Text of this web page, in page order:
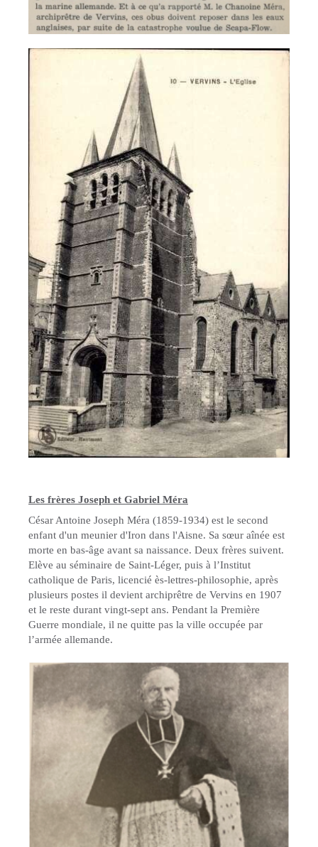
Les frères Joseph et Gabriel Méra
César Antoine Joseph Méra (1859-1934) est le second
enfant d'un meunier d'Iron dans l'Aisne. Sa sœur aînée est
morte en bas-âge avant sa naissance. Deux frères suivent.
Elève au séminaire de Saint-Léger, puis à l’Institut
catholique de Paris, licencié ès-lettres-philosophie, après
plusieurs postes il devient archiprêtre de Vervins en 1907
et le reste durant vingt-sept ans. Pendant la Première
Guerre mondiale, il ne quitte pas la ville occupée par
l’armée allemande.